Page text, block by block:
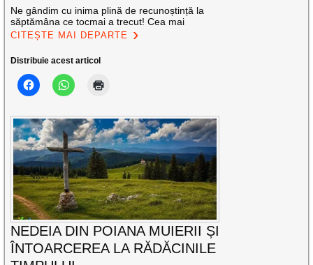
Ne gândim cu inima plină de recunoștință la
săptămâna ce tocmai a trecut! Cea mai
CITEȘTE MAI DEPARTE
Distribuie acest articol
NEDEIA DIN POIANA MUIERII ȘI
ÎNTOARCEREA LA RĂDĂCINILE